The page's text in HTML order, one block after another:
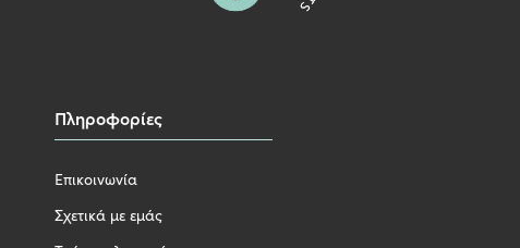
Πληροφορίες
Επικοινωνία
Σχετικά με εμάς